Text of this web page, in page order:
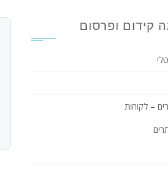
קידום ופרסום
– לקוחות